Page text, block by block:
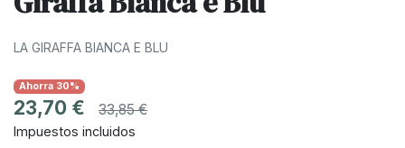
LA GIRAFFA BIANCA E BLU
Ahorra 30%
23,70 € 33,85 €
Impuestos incluidos